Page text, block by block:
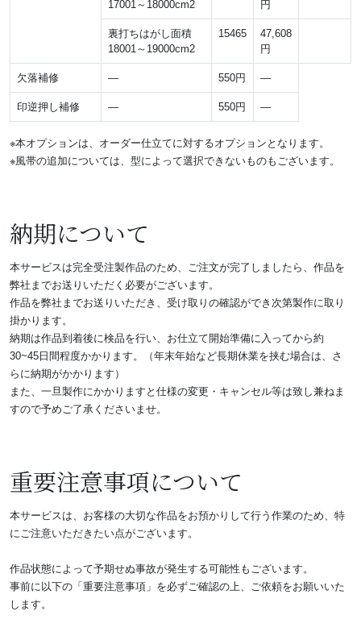
17001～18000cm2 円
裏打ちはがし面積
18001～19000cm2
15465
47,608
円
欠落補修 ― 550円 ―
印逆押し補修 ― 550円 ―
※本オプションは、オーダー仕立てに対するオプションとなります。
※風帯の追加については、型によって選択できないものもございます。
納期について
本サービスは完全受注製作品のため、ご注文が完了しましたら、作品を
弊社までお送りいただく必要がございます。
作品を弊社までお送りいただき、受け取りの確認ができ次第製作に取り
掛かります。
納期は作品到着後に検品を行い、お仕立て開始準備に入ってから約
30~45日間程度かかります。（年末年始など長期休業を挟む場合は、さ
らに納期がかかります）
また、一旦製作にかかりますと仕様の変更・キャンセル等は致し兼ねま
すので予めご了承くださいませ。
重要注意事項について
本サービスは、お客様の大切な作品をお預かりして行う作業のため、特
にご注意いただきたい点がございます。
作品状態によって予期せぬ事故が発生する可能性もございます。
事前に以下の「重要注意事項」を必ずご確認の上、ご依頼をお願いいた
します。